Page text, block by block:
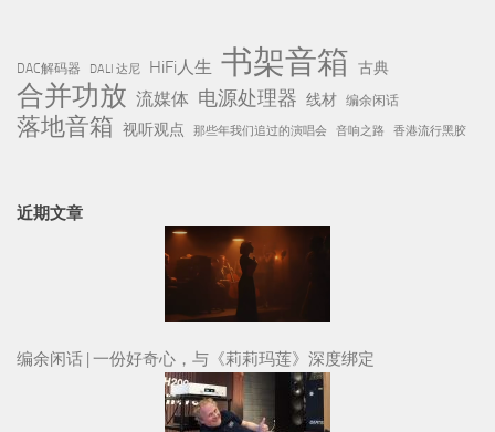
DAC解码器 DALI 达尼 HiFi人生 书架音箱 古典
合并功放 流媒体 电源处理器 线材 编余闲话
落地音箱 视听观点 那些年我们追过的演唱会 音响之路 香港流行黑胶
近期文章
编余闲话 | 一份好奇心，与《莉莉玛莲》深度绑定